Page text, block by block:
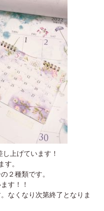
上げています！
。
２種類です。
す！！
なくなり次第終了となりま